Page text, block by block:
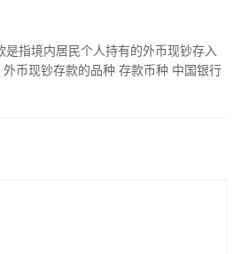
指境内居民个人持有的外币现钞存入
币现钞存款的品种 存款币种 中国银行
元、港币、英镑、欧元、日元、加拿…